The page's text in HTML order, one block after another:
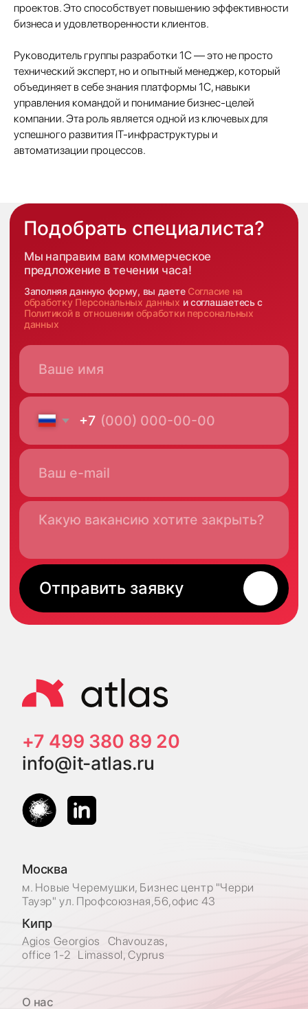
проектов. Это способствует повышению эффективности
бизнеса и удовлетворенности клиентов.
Руководитель группы разработки 1С — это не просто
технический эксперт, но и опытный менеджер, который
объединяет в себе знания платформы 1С, навыки
управления командой и понимание бизнес-целей
компании. Эта роль является одной из ключевых для
успешного развития IT-инфраструктуры и
автоматизации процессов.
Москва
О нас
Экспертиза
Цены
Блог
Политика конфиденциальности
Тауэр" ул. Профсоюзная,56,офис 43
Кипр
Agios Georgios Chavouzas,
office 1-2 Limassol, Cyprus